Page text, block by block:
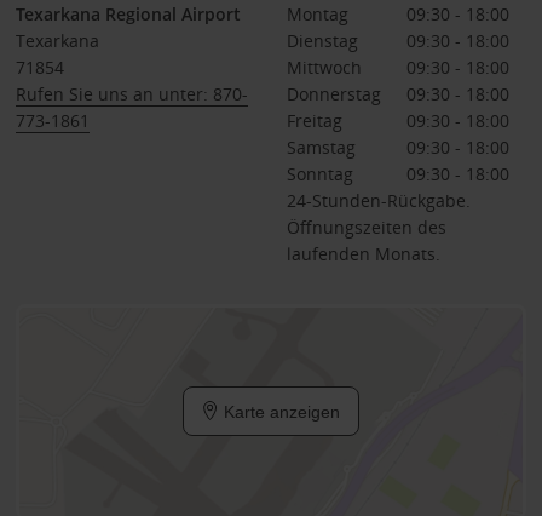
Texarkana Regional Airport
Texarkana
71854
Rufen Sie uns an unter: 870-
773-1861
Montag
09:30 - 18:00
Dienstag
09:30 - 18:00
Mittwoch
09:30 - 18:00
Donnerstag
09:30 - 18:00
Freitag
09:30 - 18:00
Samstag
09:30 - 18:00
Sonntag
09:30 - 18:00
24-Stunden-Rückgabe.
Öffnungszeiten des
laufenden Monats.
Karte anzeigen